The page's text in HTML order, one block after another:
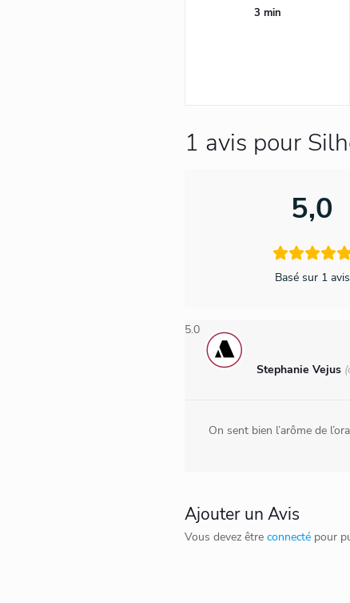
3 min
1 avis pour
5,0
Basé sur 1 avis
5.0
Stephanie Vejus
On sent bien l’arôme de
Ajouter un Avis
Vous devez être connecté pour